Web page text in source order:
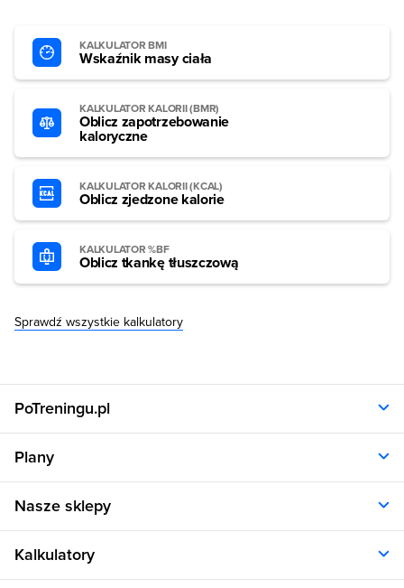
KALKULATOR BMI
Wskaźnik masy ciała
KALKULATOR KALORII (BMR)
Oblicz zapotrzebowanie
kaloryczne
KALKULATOR KALORII (KCAL)
Oblicz zjedzone kalorie
KALKULATOR %BF
Oblicz tkankę tłuszczową
Sprawdź wszystkie kalkulatory
PoTreningu.pl
Polityka prywatności
Regulamin
RODO
Aplikacja
Dane kontaktowe
Plany
Plany dla kobiet
Plany dla mężczyzn
Plany dietetyczne
Plany treningowe
Nasze sklepy
Allnutrition.pl
Kalkulatory